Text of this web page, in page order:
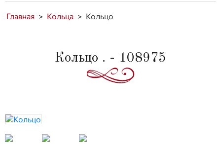
Главная > Кольца > Кольцо
Кольцо . - 108975